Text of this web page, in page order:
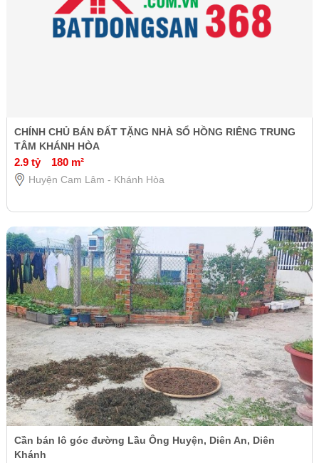
CHÍNH CHỦ BÁN ĐẤT TẶNG NHÀ SỔ HỒNG RIÊNG TRUNG
TÂM KHÁNH HÒA
2.9 tỷ 180 m²
Huyện Cam Lâm - Khánh Hòa
Cần bán lô góc đường Lầu Ông Huyện, Diên An, Diên
Khánh